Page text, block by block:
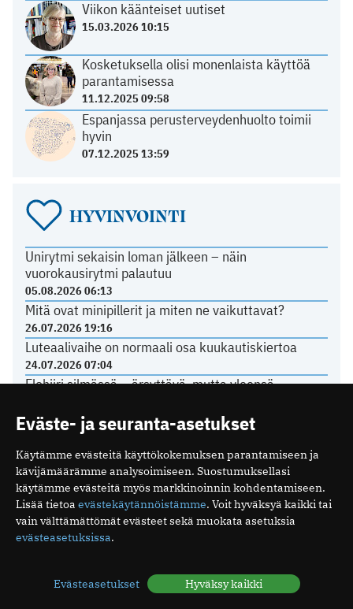
Viikon käänteiset uutiset
15.03.2026 10:15
Kosketuksella olisi monenlaista käyttöä
parantamisessa
11.12.2025 09:58
Espanjassa perusterveydenhuolto toimii
hyvin
07.12.2025 13:59
HYVINVOINTI
Unirytmi sekaisin loman jälkeen – näin
vuorokausirytmi palautuu
05.08.2026 06:13
Mitä ovat minipillerit ja miten ne vaikuttavat?
26.07.2026 19:16
Luteaalivaihe on normaali osa kuukautiskiertoa
24.07.2026 07:04
Elohiiri silmässä – ärsyttävä, mutta yleensä
15.07.2026 08:17
TERVEYDENHUOLTO
Yli 80 prosenttia sähköpotkulautailun aiheuttamista
aivovammoista sattui humalassa
Näiden oireiden vuoksi suomalaiset menevät
lääkäriin
Eväste- ja seuranta-asetukset
Käytämme evästeitä käyttökokemuksen parantamiseen ja
kävijämäärämme analysoimiseen. Suostumuksellasi
käytämme evästeitä myös markkinoinnin kohdentamiseen.
Lisää tietoa evästekäytännöistämme. Voit hyväksyä kaikki tai
vain välttämättömät evästeet sekä muokata asetuksia
evästeasetuksissa.
Evästeasetukset Hyväksy kaikki